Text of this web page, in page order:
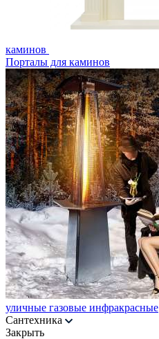
каминов
Порталы для каминов
уличные газовые инфракрасные
Сантехника
Закрыть